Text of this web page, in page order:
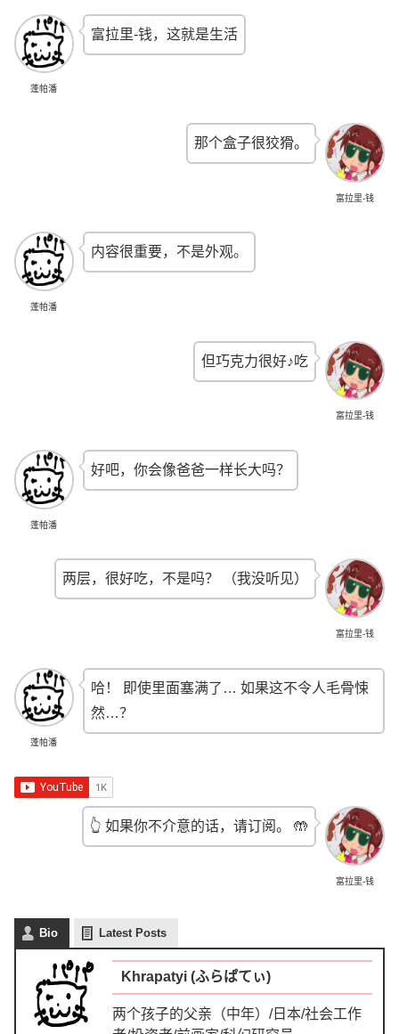
蓬帕潘
富拉里-钱，这就是生活
富拉里-钱
那个盒子很狡猾。
蓬帕潘
内容很重要，不是外观。
富拉里-钱
但巧克力很好♪吃
蓬帕潘
好吧，你会像爸爸一样长大吗？
富拉里-钱
两层，很好吃，不是吗？ （我没听见）
蓬帕潘
哈！ 即使里面塞满了… 如果这不令人毛骨悚
然…？
富拉里-钱
👆 如果你不介意的话，请订阅。 🤲
Bio Latest Posts
Khrapatyi (ふらぱてぃ)
两个孩子的父亲（中年）/日本/社会工作